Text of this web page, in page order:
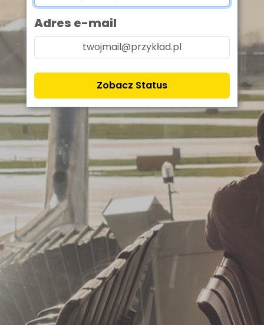
Adres e-mail
Zobacz Status